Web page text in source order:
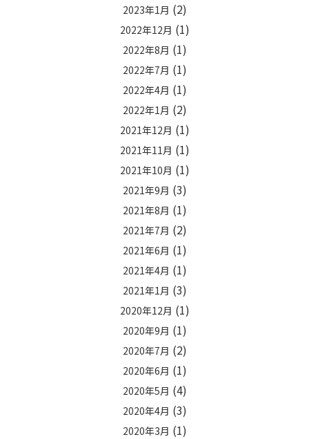
2023年1月 (2)
2022年12月 (1)
2022年8月 (1)
2022年7月 (1)
2022年4月 (1)
2022年1月 (2)
2021年12月 (1)
2021年11月 (1)
2021年10月 (1)
2021年9月 (3)
2021年8月 (1)
2021年7月 (2)
2021年6月 (1)
2021年4月 (1)
2021年1月 (3)
2020年12月 (1)
2020年9月 (1)
2020年7月 (2)
2020年6月 (1)
2020年5月 (4)
2020年4月 (3)
2020年3月 (1)